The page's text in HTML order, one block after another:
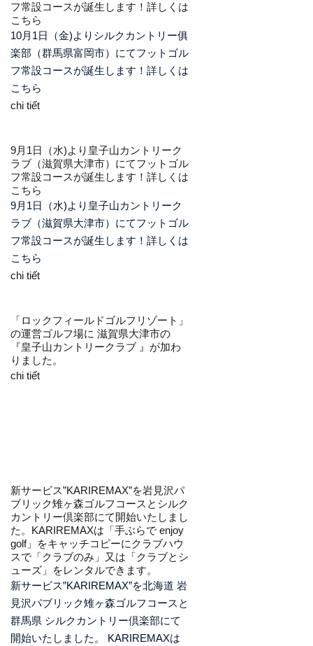
フ常設コースが誕生します！ 詳しくは
こちら
10月1日（金)よりシルクカントリー俱
楽部（群馬県富岡市）にてフットゴル
フ常設コースが誕生します！詳しくは
こちら
chi tiết
9月1日（水)より皇子山カントリーク
ラブ（滋賀県大津市）にてフットゴル
フ常設コースが誕生します！ 詳しくは
こちら
9月1日（水)より皇子山カントリーク
ラブ（滋賀県大津市）にてフットゴル
フ常設コースが誕生します！詳しくは
こちら
chi tiết
「ロックフィールドゴルフリゾート」
の運営ゴルフ場に 滋賀県大津市の
『皇子山カントリークラブ 』が加わ
りました。
chi tiết
新サービス”KARIREMAX”を岩見沢パ
ブリック雉ヶ森ゴルフコースとシルク
カントリー倶楽部にて開始いたしまし
た。KARIREMAXは「手ぶらで enjoy
golf」をキャッチコピーにクラブハウ
スで「クラブのみ」又は「クラブとシ
ューズ」をレンタルできます。
新サービス”KARIREMAX”を北海道 岩
見沢パブリック雉ヶ森ゴルフコースと
群馬県 シルクカントリー倶楽部にて
開始いたしました。 KARIREMAXは